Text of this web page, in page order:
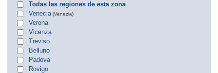
otro país
Todas las regiones de esta zona
Venecia (Venezia)
Verona
Vicenza
Treviso
Belluno
Padova
Rovigo